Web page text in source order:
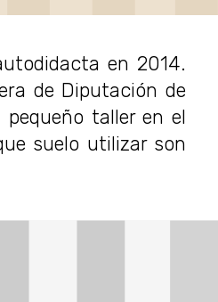
en 2014.
de Diputación de
taller en el
suelo utilizar son